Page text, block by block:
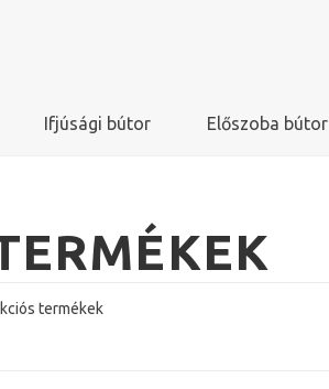
Ifjúsági bútor Előszoba bútor
termékek